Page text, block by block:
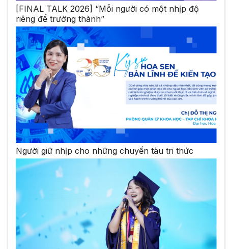
[FINAL TALK 2026] “Mỗi người có một nhịp độ
riêng để trưởng thành”
Người giữ nhịp cho những chuyến tàu tri thức